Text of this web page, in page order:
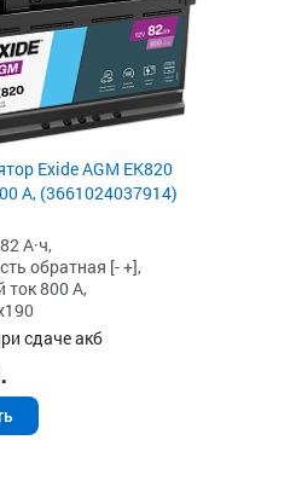
Exide AGM EK820
А, (3661024037914)
А·ч,
обратная [- +],
ток 800 А,
сдаче акб